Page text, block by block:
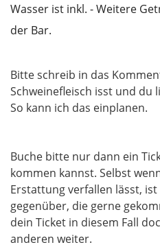
Wasser ist inkl. - Weitere
der Bar.
Bitte schreib in das
Schweinefleisch isst und du
So kann ich das einplanen.
Buche bitte nur dann ein
kommen kannst. Selbst
Erstattung verfallen lässt,
gegenüber, die gerne
dein Ticket in diesem Fall
anderen weiter.